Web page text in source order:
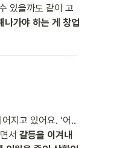
있을까도 같이 고
나가야 하는 게 창업
지고 있어요. ‘어..
서 갈등을 이겨내